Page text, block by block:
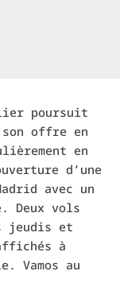
poursuit
son offre en
en
d’une
avec un
Deux vols
jeudis et
à
Vamos au